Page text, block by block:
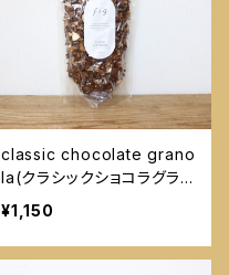
classic chocolate grano
la(クラシックショコラグラノ
ーラ) 180g
¥1,150